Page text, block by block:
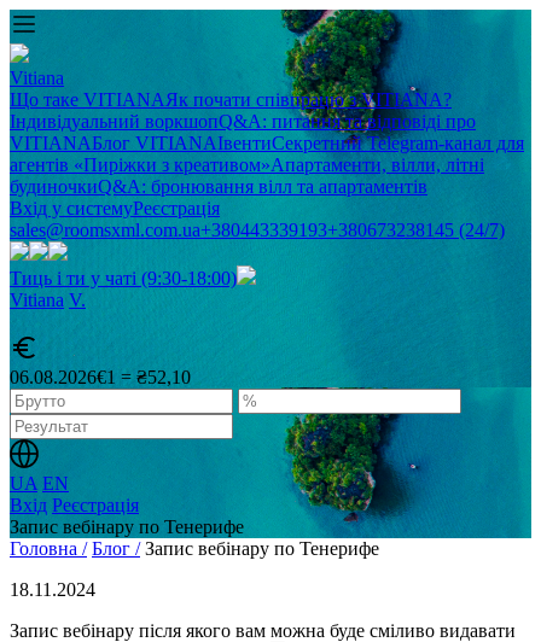
Vitiana
Що таке VITIANAЯк почати співпрацю з VITIANA?
Індивідуальний воркшопQ&A: питання та відповіді про
VITIANAБлог VITIANAІвентиСекретний Telegram-канал для
агентів «Пиріжки з креативом»Апартаменти, вілли, літні
будиночкиQ&A: бронювання вілл та апартаментів
Вхід у системуРеєстрація
sales@roomsxml.com.ua+380443339193+380673238145 (24/7)
Тиць і ти у чаті (9:30-18:00)
Vitiana V.
06.08.2026€1 = ₴52,10
UA EN
Вхід Реєстрація
Запис вебінару по Тенерифе
Головна / Блог / Запис вебінару по Тенерифе
18.11.2024
Запис вебінару після якого вам можна буде сміливо видавати